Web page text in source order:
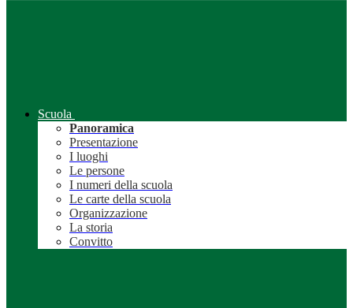
Scuola
Panoramica
Presentazione
I luoghi
Le persone
I numeri della scuola
Le carte della scuola
Organizzazione
La storia
Convitto